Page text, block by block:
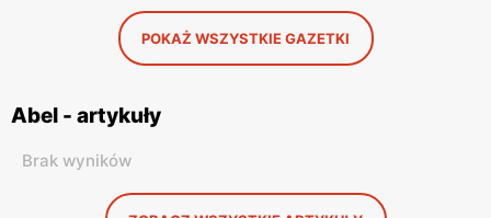
POKAŻ WSZYSTKIE GAZETKI
Abel - artykuły
Brak wyników